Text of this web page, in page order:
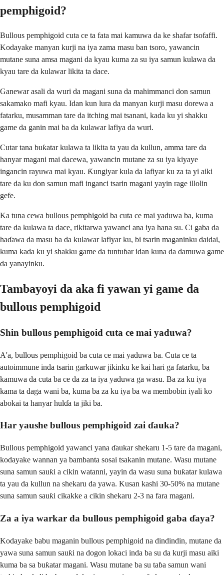
pemphigoid?
Bullous pemphigoid cuta ce ta fata mai kamuwa da ke shafar tsofaffi.
Kodayake manyan kurji na iya zama masu ban tsoro, yawancin
mutane suna amsa magani da kyau kuma za su iya samun kulawa da
kyau tare da kulawar likita ta dace.
Ganewar asali da wuri da magani suna da mahimmanci don samun
sakamako mafi kyau. Idan kun lura da manyan kurji masu dorewa a
fatarku, musamman tare da itching mai tsanani, kada ku yi shakku
game da ganin mai ba da kulawar lafiya da wuri.
Cutar tana buƙatar kulawa ta likita ta yau da kullun, amma tare da
hanyar magani mai dacewa, yawancin mutane za su iya kiyaye
ingancin rayuwa mai kyau. Ƙungiyar kula da lafiyar ku za ta yi aiki
tare da ku don samun mafi inganci tsarin magani yayin rage illolin
gefe.
Ka tuna cewa bullous pemphigoid ba cuta ce mai yaduwa ba, kuma
tare da kulawa ta dace, rikitarwa yawanci ana iya hana su. Ci gaba da
haɗawa da masu ba da kulawar lafiyar ku, bi tsarin maganinku daidai,
kuma kada ku yi shakku game da tuntuɓar idan kuna da damuwa game
da yanayinku.
Tambayoyi da aka fi yawan yi game da
bullous pemphigoid
Shin bullous pemphigoid cuta ce mai yaduwa?
A'a, bullous pemphigoid ba cuta ce mai yaduwa ba. Cuta ce ta
autoimmune inda tsarin garkuwar jikinku ke kai hari ga fatarku, ba
kamuwa da cuta ba ce da za ta iya yaduwa ga wasu. Ba za ku iya
kama ta daga wani ba, kuma ba za ku iya ba wa membobin iyali ko
abokai ta hanyar hulɗa ta jiki ba.
Har yaushe bullous pemphigoid zai ɗauka?
Bullous pemphigoid yawanci yana ɗaukar shekaru 1-5 tare da magani,
kodayake wannan ya bambanta sosai tsakanin mutane. Wasu mutane
suna samun sauƙi a cikin watanni, yayin da wasu suna buƙatar kulawa
ta yau da kullun na shekaru da yawa. Kusan kashi 30-50% na mutane
suna samun sauƙi cikakke a cikin shekaru 2-3 na fara magani.
Za a iya warkar da bullous pemphigoid gaba ɗaya?
Kodayake babu maganin bullous pemphigoid na dindindin, mutane da
yawa suna samun sauƙi na dogon lokaci inda ba su da kurji masu aiki
kuma ba sa buƙatar magani. Wasu mutane ba su taɓa samun wani